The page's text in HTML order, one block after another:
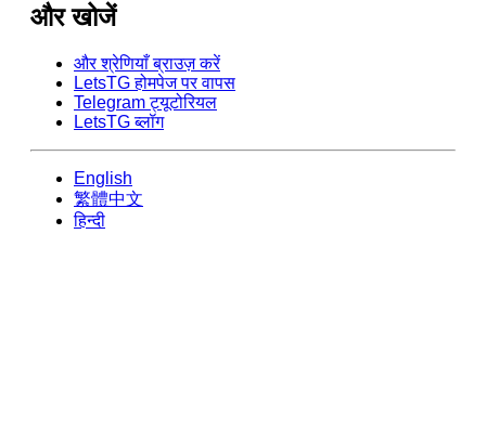
और खोजें
और श्रेणियाँ ब्राउज़ करें
LetsTG होमपेज पर वापस
Telegram ट्यूटोरियल
LetsTG ब्लॉग
English
繁體中文
हिन्दी